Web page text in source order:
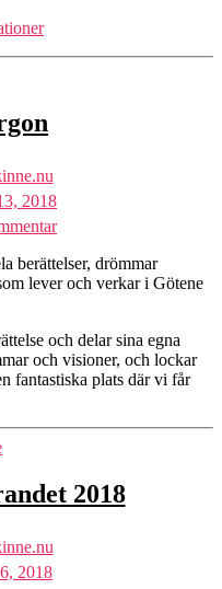
2018
till
God
morgon
berättelser, drömmar
lever och verkar i Götene
och delar sina egna
och visioner, och lockar
fantastiska plats där vi får
2018
2018